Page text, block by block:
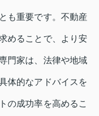
も重要です。不動産
めることで、より安
門家は、法律や地域
体的なアドバイスを
の成功率を高めるこ